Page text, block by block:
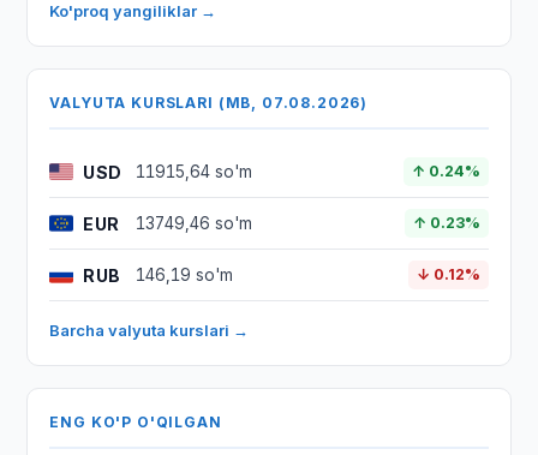
Ko'proq yangiliklar →
VALYUTA KURSLARI (MB, 07.08.2026)
USD 11915,64 so'm ↑ 0.24%
EUR 13749,46 so'm ↑ 0.23%
RUB 146,19 so'm ↓ 0.12%
Barcha valyuta kurslari →
ENG KO'P O'QILGAN